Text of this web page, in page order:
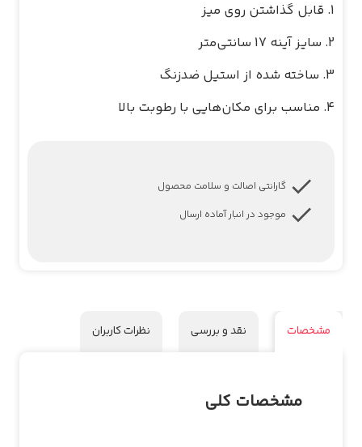
1. قابل ‌گذاشتن روی میز
2. سایز آینه 17 سانتی‌متر
4. مناسب برای مکان‌هایی با رطوبت بالا
گارانتی اصالت و سلامت محصول
موجود در انبار آماده ارسال
مشخصات نقد و بررسی نظرات کاربران
مشخصات کلی